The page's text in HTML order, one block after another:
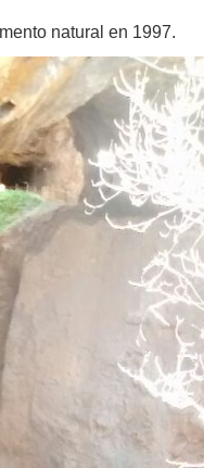
natural en 1997.